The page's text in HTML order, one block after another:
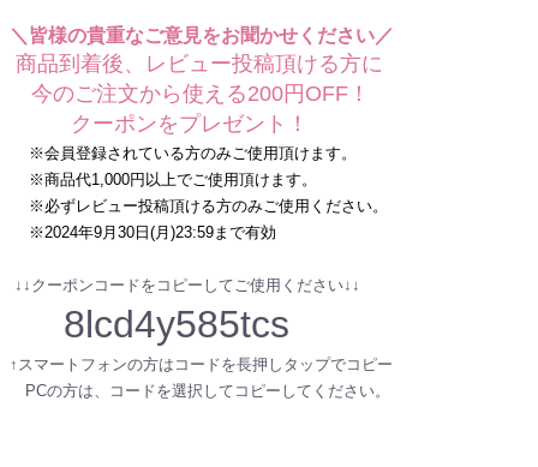
＼皆様の貴重なご意見をお聞かせください／
商品到着後、レビュー投稿頂ける方に
今のご注文から使える200円OFF！
クーポンをプレゼント！
※会員登録されている方のみご使用頂けます。
※商品代1,000円以上でご使用頂けます。
※必ずレビュー投稿頂ける方のみご使用ください。
※2024年9月30日(月)23:59まで有効
↓↓クーポンコードをコピーしてご使用ください↓↓
8lcd4y585tcs
↑スマートフォンの方はコードを長押しタップでコピー
PCの方は、コードを選択してコピーしてください。